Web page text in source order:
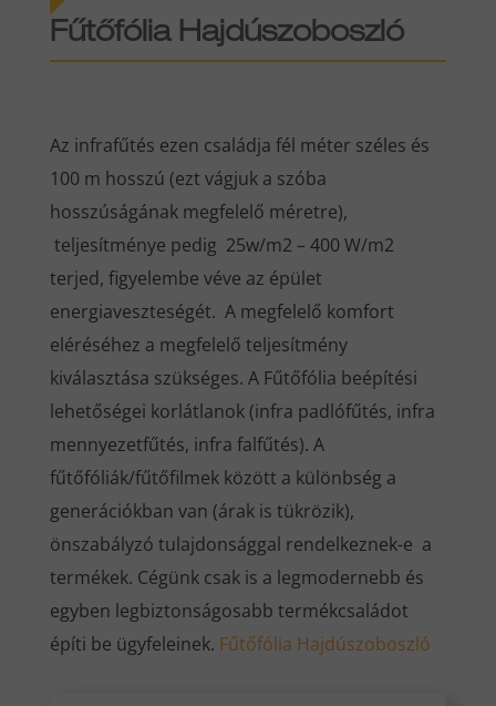
Fűtőfólia Hajdúszoboszló
Az infrafűtés ezen családja fél méter széles és
100 m hosszú (ezt vágjuk a szóba
hosszúságának megfelelő méretre),
teljesítménye pedig 25w/m2 – 400 W/m2
terjed, figyelembe véve az épület
energiaveszteségét. A megfelelő komfort
eléréséhez a megfelelő teljesítmény
kiválasztása szükséges. A Fűtőfólia beépítési
lehetőségei korlátlanok (infra padlófűtés, infra
mennyezetfűtés, infra falfűtés). A
fűtőfóliák/fűtőfilmek között a különbség a
generációkban van (árak is tükrözik),
önszabályzó tulajdonsággal rendelkeznek-e a
termékek. Cégünk csak is a legmodernebb és
egyben legbiztonságosabb termékcsaládot
építi be ügyfeleinek. Fűtőfólia Hajdúszoboszló